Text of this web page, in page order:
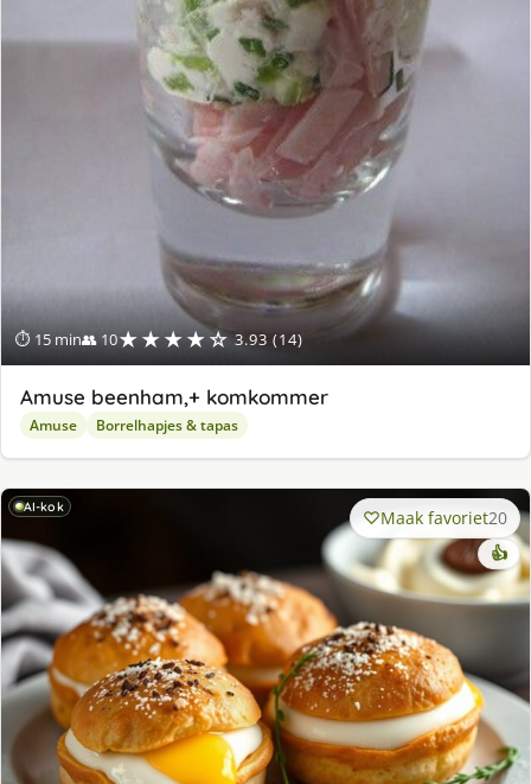
⏱ 15 min👥 10★★★★☆ 3.93 (14)
Amuse beenham,+ komkommer
Amuse Borrelhapjes & tapas
AI-kok Maak favoriet20
👍